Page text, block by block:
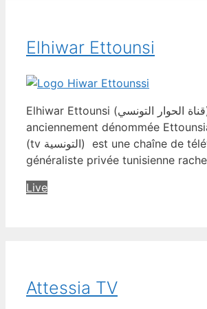
Elhiwar Ettounsi
Elhiwar Ettounsi (قناة الحوار التونسي)
anciennement dénommée
(tv التونسية) est une chaîne de télévision
généraliste privée tunisienne
Live
Attessia TV